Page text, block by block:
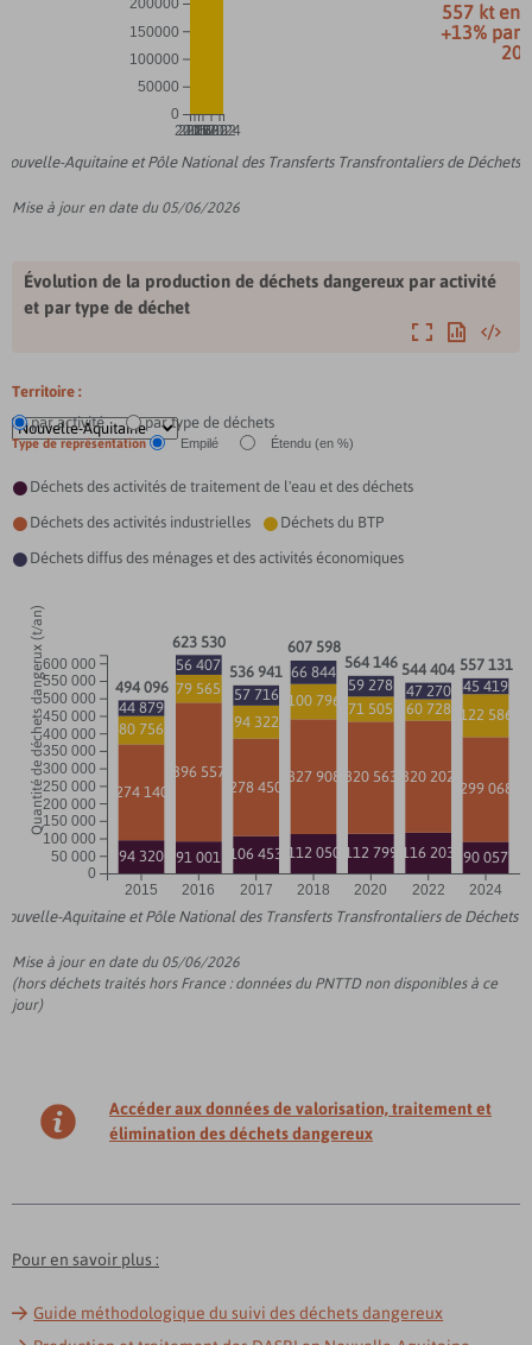
Aquitaine et Pôle National des Transferts Transfrontaliers de Déchets
2015
2016
2017
2018
2020
2022
2024
0
50000
100000
150000
200000 557 kt en
+13% par
Mise à jour en date du 05/06/2026
Évolution de la production de déchets dangereux par activité
et par type de déchet
AgrandirExporter
Territoire :
par activité
par type de déchets
Type de représentation Empilé Étendu (en %)
 Déchets des activités de traitement de l'eau et des déchets
 Déchets des activités industrielles  Déchets du BTP
 Déchets diffus des ménages et des activités économiques
Aquitaine et Pôle National des Transferts Transfrontaliers de Déchets
2015 2016 2017 2018 2020 2022 2024
0
50 000
100 000
150 000
200 000
250 000
300 000
350 000
400 000
450 000
500 000
550 000
600 000
94 320 91 001 106 453 112 050 112 799 116 203 90 057
274 140
396 557
278 450
327 908 320 563 320 202
299 068
80 756
79 565
94 322
100 796 71 505 60 728 122 586
44 879
56 407
57 716
66 844
59 278 47 270 45 419
494 096
623 530
536 941
607 598
564 146 544 404 557 131
Quantité de déchets dangerux (t/an)
Mise à jour en date du 05/06/2026
(hors déchets traités hors France : données du PNTTD non disponibles à ce
jour)
Accéder aux données de valorisation, traitement et
élimination des déchets dangereux
Pour en savoir plus :
Guide méthodologique du suivi des déchets dangereux